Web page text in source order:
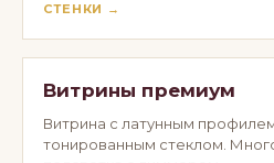
СТЕНКИ →
Витрины премиум
Витрина с латунным
тонированным стеклом.